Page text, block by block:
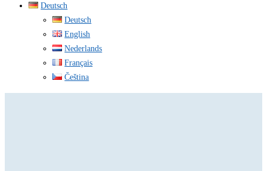
Deutsch
Deutsch
English
Nederlands
Français
Čeština